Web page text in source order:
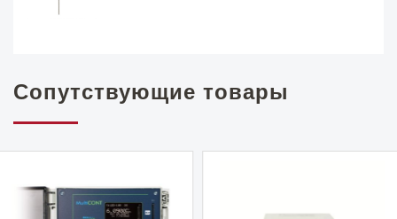
Сопутствующие товары